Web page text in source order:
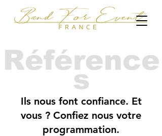
Référence
s
Ils nous font confiance. Et
vous ? Confiez nous votre
programmation.